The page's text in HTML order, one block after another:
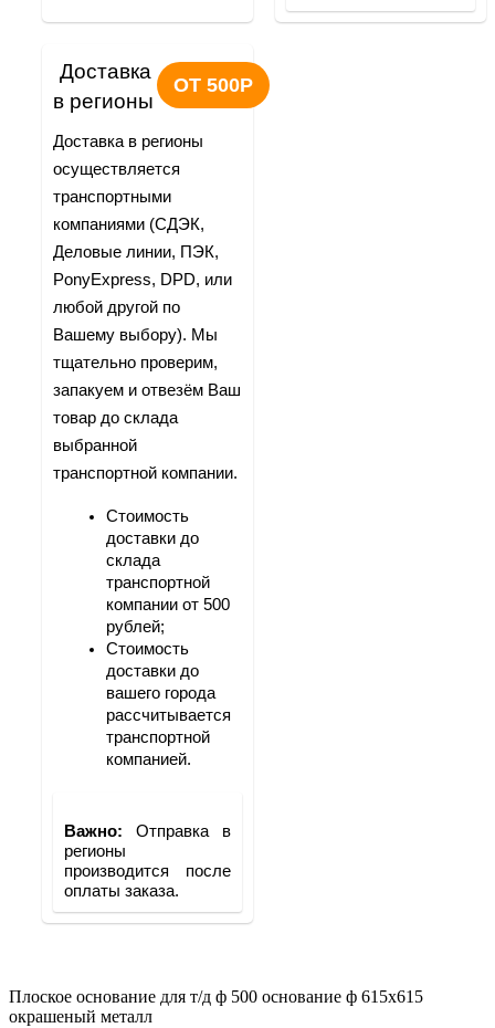
Доставка
в регионы
ОТ 500Р
Доставка в регионы
осуществляется
транспортными
компаниями (СДЭК,
Деловые линии, ПЭК,
PonyExpress, DPD, или
любой другой по
Вашему выбору). Мы
тщательно проверим,
запакуем и отвезём Ваш
товар до склада
выбранной
транспортной компании.
Стоимость
доставки до
склада
транспортной
компании от 500
рублей;
Стоимость
доставки до
вашего города
рассчитывается
транспортной
компанией.
Важно: Отправка в
регионы
производится после
оплаты заказа.
Плоское основание для т/д ф 500 основание ф 615х615
окрашеный металл